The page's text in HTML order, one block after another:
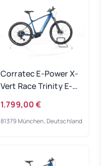
Corratec E-Power X-
Vert Race Trinity E-
1.799,00 €
81379 München, Deutschland